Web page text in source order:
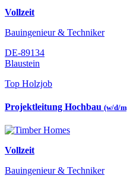
Vollzeit
Bauingenieur & Techniker
DE-89134
Blaustein
Top Holzjob
Projektleitung Hochbau (w/d/
Vollzeit
Bauingenieur & Techniker